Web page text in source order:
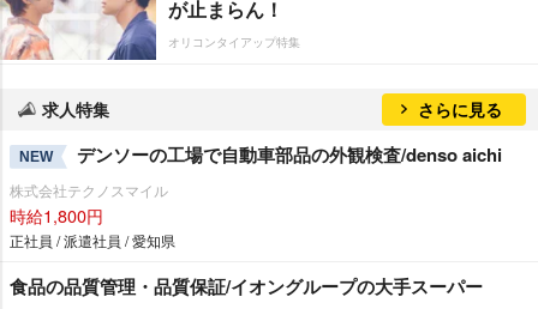
が止まらん！
オリコンタイアップ特集
求人特集 さらに見る
NEW デンソーの工場で自動車部品の外観検査/denso aichi
株式会社テクノスマイル
時給1,800円
正社員 / 派遣社員 / 愛知県
食品の品質管理・品質保証/イオングループの大手スーパー